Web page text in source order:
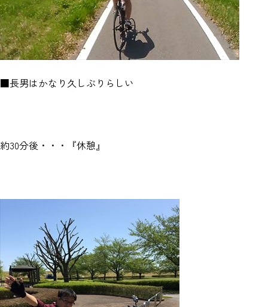
■長男はかなり久しぶりらしい
約30分後・・・『休憩』